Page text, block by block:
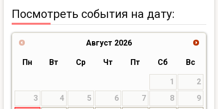
Посмотреть события на дату:
Август 2026
Пн Вт Ср Чт Пт Сб Вс
1
2
3
4 5 6 7 8
9